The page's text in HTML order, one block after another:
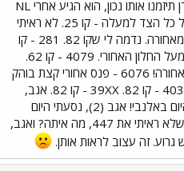
מרובעים) בקו 61. לא נראה לי שדן תיזמנו אותו נכון, הוא הגיע אחרי NL
והגיע ריק. מיפרקית עם כתובייות על כל הצד למעלה - קו 25. לא ראיתי
את המ.פ. 346 - פנסים מרובעים מאחורה. נדמה לי שקו 82. 281 - קו
18- ללא השחור ההוא למעלה שמעל החלון האחורי. 4079 - קו 62.
4081 - קו 82. פנסים מרובעים מאחורה! 6076 - פנס אחורי קצת בוהק
/ נקי / חדש יותר. נדמה לי קו 4. 4031 - קו 82. 39XX - קו 82. אגב,
3643 חזרה לעבוד! ראיתי אותה היום באלנבי! אגב (2), נסעתי היום
ב5048 בקו 23. היה נחמד. ומוזר שלא ראיתי את 447, מה איתה? ואגב,